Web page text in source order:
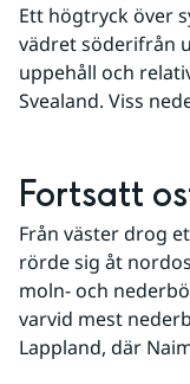
Ett högtryck över
vädret söderifrån
uppehåll och
Svealand. Viss
Fortsatt
Från väster drog
rörde sig åt
moln- och
varvid mest
Lappland, där